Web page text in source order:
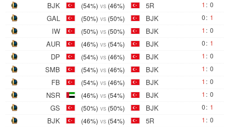
BJK (54%) vs (46%) 5R 1 : 0
GAL (50%) vs (50%) BJK 0: 1
IW (50%) vs (50%) BJK 1 : 0
AUR (46%) vs (54%) BJK 0: 1
DP (54%) vs (46%) BJK 1 : 0
SMB (54%) vs (46%) BJK 1 : 0
FB (54%) vs (46%) BJK 1 : 0
NSR (46%) vs (54%) BJK 1 : 0
GS (50%) vs (50%) BJK 0: 1
BJK (46%) vs (54%) 5R 1 : 0